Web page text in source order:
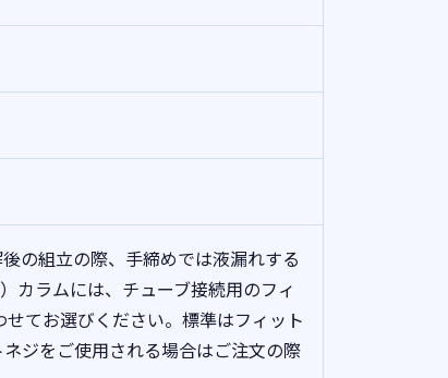
の組立の際、手締めでは液漏れする
カラムには、チューブ接続用のフィ
てお選びください。標準はフィット
ジをご使用される場合はご注文の際